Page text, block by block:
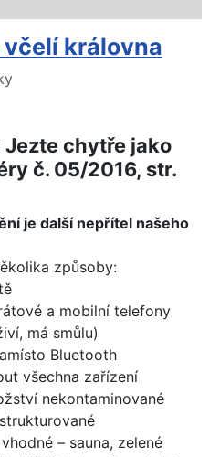
královna
chytře jako
č. 05/2016, str.
je další nepřítel našeho
způsoby:
a mobilní telefony
má smůlu)
Bluetooth
všechna zařízení
nekontaminované
– sauna, zelené